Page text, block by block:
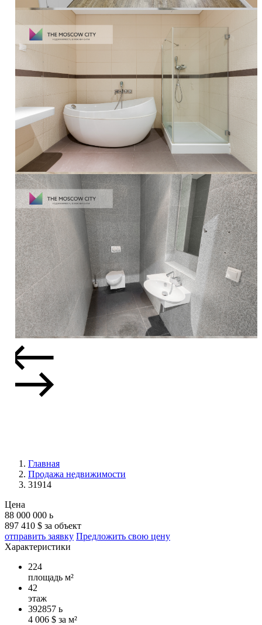
Главная
Продажа недвижимости
31914
Цена
88 000 000 ь
897 410 $ за объект
отправить заявку Предложить свою цену
Характеристики
224
площадь м²
42
этаж
392857 ь
4 006 $ за м²